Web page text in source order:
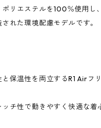
ポリエステルを100％使用し
れた環境配慮モデルです。
保温性を両立するR1 Airフ
チ性で動きやすく快適な着